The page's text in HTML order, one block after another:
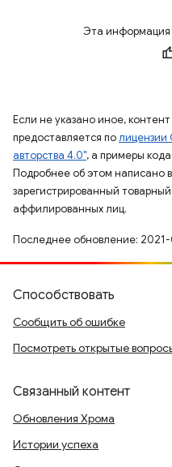
Эта информация
Если не указано иное,
предоставляется полицензии
авторства 4.0", а примеры
Подробнее об этом написано в
зарегистрированный
аффилированных лиц.
Последнее обновление: 2021-
Способствовать
Сообщить об ошибке
Посмотреть открытые
Связанный контент
Обновления Хрома
Истории успеха